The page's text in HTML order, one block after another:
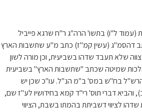
(עמוד ל"ו) בתשו' הרה"ג ר"ח שרגא פייביל
דהסמ"ג (עשין קמ"ז) כתב מ"ע שתשבות הארץ
שלא תעבד שדהו בשביעית, וכן מורה לשון
שמיטה שכתב "שתשבות הארץ" בשביעית
בח"ש במס' ב"מ הנ"ל. עו"כ שכן יש
דברי תוס' רי"ד קמא בחידושיו לע"ז שם,
לציווי דשביתת בהמתו בשבת, הציווי